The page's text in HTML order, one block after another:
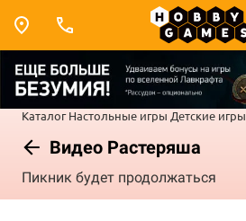
Каталог Настольные игры Детские игры
Видео Растеряша
Пикник будет продолжаться